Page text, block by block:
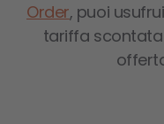
Order, puoi
tariffa